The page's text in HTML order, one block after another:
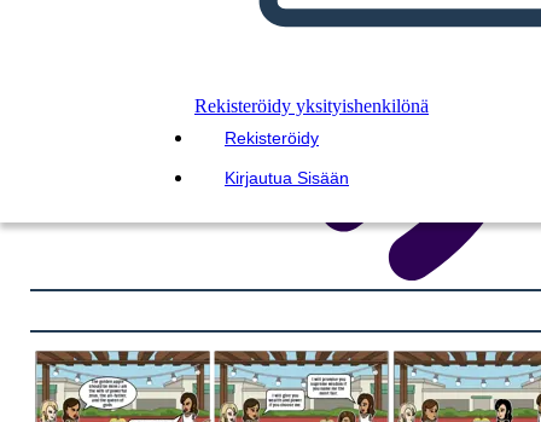
Rekisteröidy yksityishenkilönä
Rekisteröidy
Kirjautua Sisään